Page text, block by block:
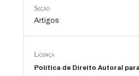
Seção
Artigos
Licença
Política de Direito Autoral